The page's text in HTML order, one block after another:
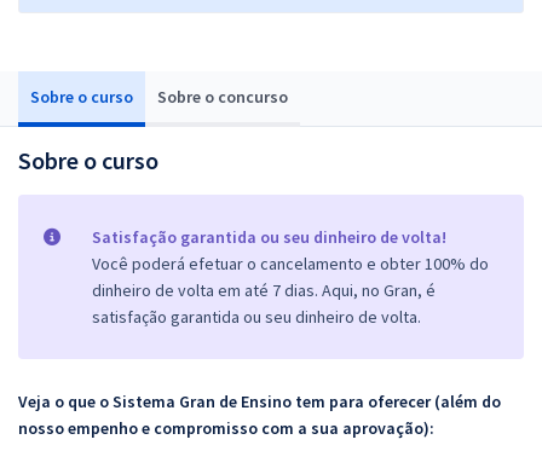
Sobre o curso Sobre o concurso
Sobre o curso
Satisfação garantida ou seu dinheiro de volta!
Você poderá efetuar o cancelamento e obter 100% do
dinheiro de volta em até 7 dias. Aqui, no Gran, é
satisfação garantida ou seu dinheiro de volta.
Veja o que o Sistema Gran de Ensino tem para oferecer (além do
nosso empenho e compromisso com a sua aprovação):